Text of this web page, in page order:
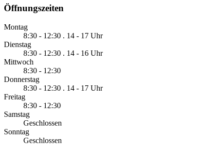
Öffnungszeiten
Montag
8:30 - 12:30 . 14 - 17 Uhr
Dienstag
8:30 - 12:30 . 14 - 16 Uhr
Mittwoch
8:30 - 12:30
Donnerstag
8:30 - 12:30 . 14 - 17 Uhr
Freitag
8:30 - 12:30
Samstag
Geschlossen
Sonntag
Geschlossen